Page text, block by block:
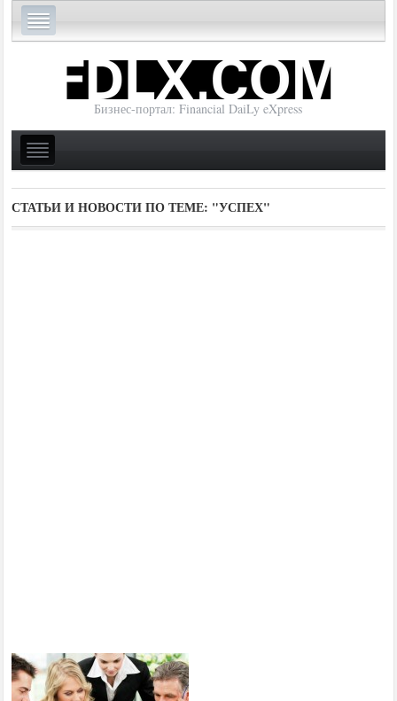
Бизнес-портал: Financial DaiLy eXpress
СТАТЬИ И НОВОСТИ ПО ТЕМЕ: "УСПЕХ"